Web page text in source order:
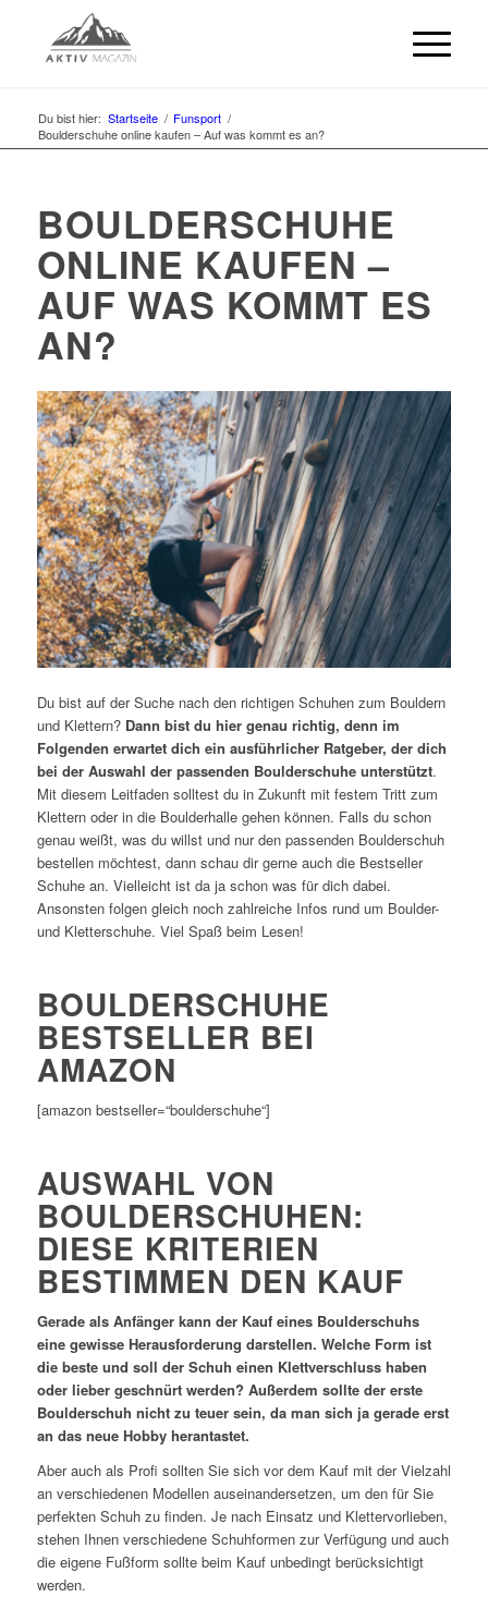
Du bist hier: Startseite / Funsport /
Boulderschuhe online kaufen – Auf was kommt es an?
BOULDERSCHUHE
ONLINE KAUFEN –
AUF WAS KOMMT ES
AN?
Du bist auf der Suche nach den richtigen Schuhen zum Bouldern
und Klettern? Dann bist du hier genau richtig, denn im
Folgenden erwartet dich ein ausführlicher Ratgeber, der dich
bei der Auswahl der passenden Boulderschuhe unterstützt.
Mit diesem Leitfaden solltest du in Zukunft mit festem Tritt zum
Klettern oder in die Boulderhalle gehen können. Falls du schon
genau weißt, was du willst und nur den passenden Boulderschuh
bestellen möchtest, dann schau dir gerne auch die Bestseller
Schuhe an. Vielleicht ist da ja schon was für dich dabei.
Ansonsten folgen gleich noch zahlreiche Infos rund um Boulder-
und Kletterschuhe. Viel Spaß beim Lesen!
BOULDERSCHUHE
BESTSELLER BEI
AMAZON
[amazon bestseller=“boulderschuhe“]
AUSWAHL VON
BOULDERSCHUHEN:
DIESE KRITERIEN
BESTIMMEN DEN KAUF
Gerade als Anfänger kann der Kauf eines Boulderschuhs
eine gewisse Herausforderung darstellen. Welche Form ist
die beste und soll der Schuh einen Klettverschluss haben
oder lieber geschnürt werden? Außerdem sollte der erste
Boulderschuh nicht zu teuer sein, da man sich ja gerade erst
an das neue Hobby herantastet.
Aber auch als Profi sollten Sie sich vor dem Kauf mit der Vielzahl
an verschiedenen Modellen auseinandersetzen, um den für Sie
perfekten Schuh zu finden. Je nach Einsatz und Klettervorlieben,
stehen Ihnen verschiedene Schuhformen zur Verfügung und auch
die eigene Fußform sollte beim Kauf unbedingt berücksichtigt
werden.